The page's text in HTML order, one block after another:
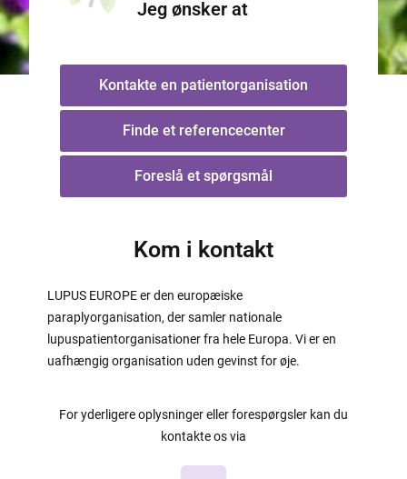
Jeg ønsker at
Kontakte en patientorganisation
Finde et referencecenter
Foreslå et spørgsmål
Kom i kontakt
LUPUS EUROPE er den europæiske
paraplyorganisation, der samler nationale
lupuspatientorganisationer fra hele Europa. Vi er en
uafhængig organisation uden gevinst for øje.
For yderligere oplysninger eller forespørgsler kan du
kontakte os via